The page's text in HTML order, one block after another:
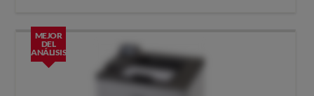
MEJOR
DEL
ANÁLISIS